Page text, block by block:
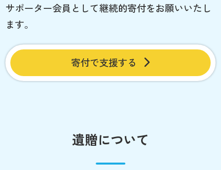
サポーター会員として継続的寄付をお願いいたし
ます。
寄付で支援する
遺贈について